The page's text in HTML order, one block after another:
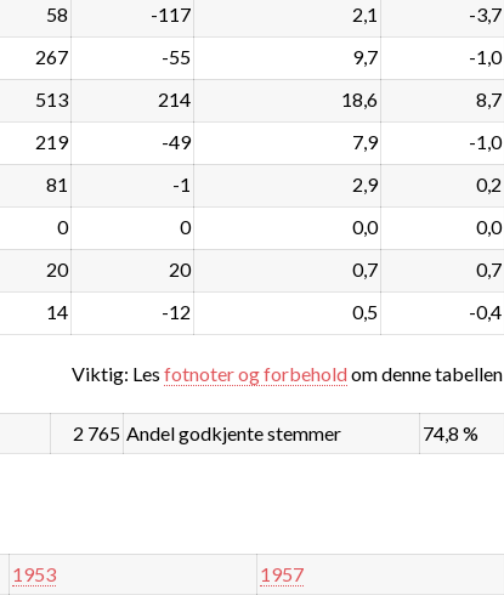
58 -117 2,1 -3,7
267 -55 9,7 -1,0
513 214 18,6 8,7
219 -49 7,9 -1,0
81 -1 2,9 0,2
0 0 0,0 0,0
20 20 0,7 0,7
14 -12 0,5 -0,4
Viktig: Les fotnoter og forbeholdom denne tabellen
2 765 Andel godkjente stemmer 74,8 %
1953
1957